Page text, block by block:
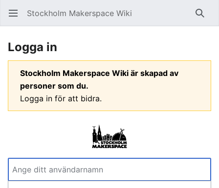
Öppna huvudmenyn Stockholm Makerspace Wiki Sök
Logga in
Stockholm Makerspace Wiki är skapad av
personer som du.
Logga in för att bidra.